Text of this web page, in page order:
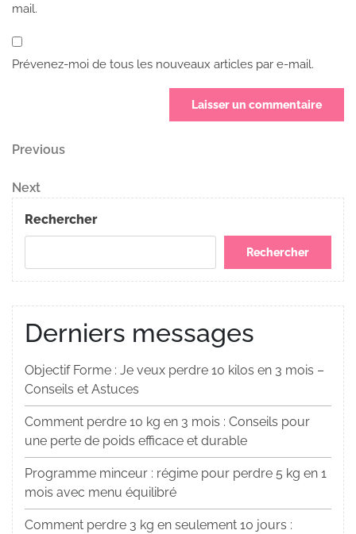
mail.
Prévenez-moi de tous les nouveaux articles par e-mail.
Navigation
de
l’article
Previous
Previous
Next
Post
Next
Rechercher
Rechercher
Derniers messages
Objectif Forme : Je veux perdre 10 kilos en 3 mois –
Conseils et Astuces
Comment perdre 10 kg en 3 mois : Conseils pour
une perte de poids efficace et durable
Programme minceur : régime pour perdre 5 kg en 1
mois avec menu équilibré
Comment perdre 3 kg en seulement 10 jours :